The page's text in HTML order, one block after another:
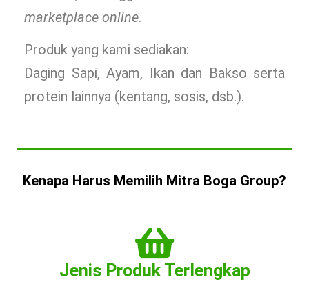
marketplace online.
Produk yang kami sediakan:
Daging Sapi, Ayam, Ikan dan Bakso serta
protein lainnya (kentang, sosis, dsb.).
Kenapa Harus Memilih Mitra Boga Group?
Jenis Produk Terlengkap